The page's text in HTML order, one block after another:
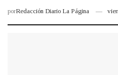
porRedacción Diario La Página